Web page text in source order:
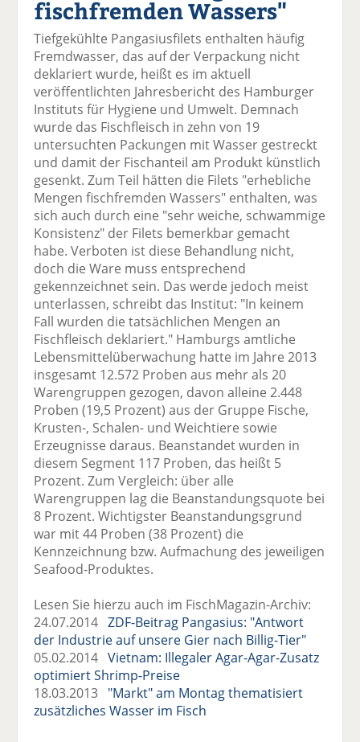
el
a
uf
F
ac
e
b
o
o
k
te
il
e
n
el
t
wi
tt
n
el
uf
Li
k
e
n
te
il
e
n
er
E
ai
l
er
se
n
d
e
n
fischfremden Wassers"
Tiefgekühlte Pangasiusfilets enthalten häufig
Fremdwasser, das auf der Verpackung nicht
deklariert wurde, heißt es im aktuell
veröffentlichten Jahresbericht des Hamburger
Instituts für Hygiene und Umwelt. Demnach
wurde das Fischfleisch in zehn von 19
untersuchten Packungen mit Wasser gestreckt
und damit der Fischanteil am Produkt künstlich
gesenkt. Zum Teil hätten die Filets "erhebliche
Mengen fischfremden Wassers" enthalten, was
sich auch durch eine "sehr weiche, schwammige
Konsistenz" der Filets bemerkbar gemacht
habe. Verboten ist diese Behandlung nicht,
doch die Ware muss entsprechend
gekennzeichnet sein. Das werde jedoch meist
unterlassen, schreibt das Institut: "In keinem
Fall wurden die tatsächlichen Mengen an
Fischfleisch deklariert." Hamburgs amtliche
Lebensmittelüberwachung hatte im Jahre 2013
insgesamt 12.572 Proben aus mehr als 20
Warengruppen gezogen, davon alleine 2.448
Proben (19,5 Prozent) aus der Gruppe Fische,
Krusten-, Schalen- und Weichtiere sowie
Erzeugnisse daraus. Beanstandet wurden in
diesem Segment 117 Proben, das heißt 5
Prozent. Zum Vergleich: über alle
Warengruppen lag die Beanstandungsquote bei
8 Prozent. Wichtigster Beanstandungsgrund
war mit 44 Proben (38 Prozent) die
Kennzeichnung bzw. Aufmachung des jeweiligen
Seafood-Produktes.
Lesen Sie hierzu auch im FischMagazin-Archiv:
24.07.2014ZDF-Beitrag Pangasius: "Antwort
der Industrie auf unsere Gier nach Billig-Tier"
05.02.2014Vietnam: Illegaler Agar-Agar-Zusatz
optimiert Shrimp-Preise
18.03.2013 "Markt" am Montag thematisiert
zusätzliches Wasser im Fisch